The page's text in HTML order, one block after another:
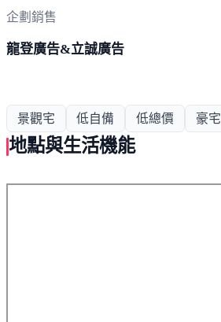
企劃銷售
龍登廣告&立誠廣告
景觀宅 低自備 低總價 豪宅
地點與生活機能